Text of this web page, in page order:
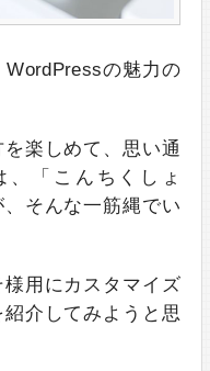
の魅力の
楽しめて、思い通
、「こんちくしょ
そんな一筋縄でい
用にカスタマイズ
介してみようと思